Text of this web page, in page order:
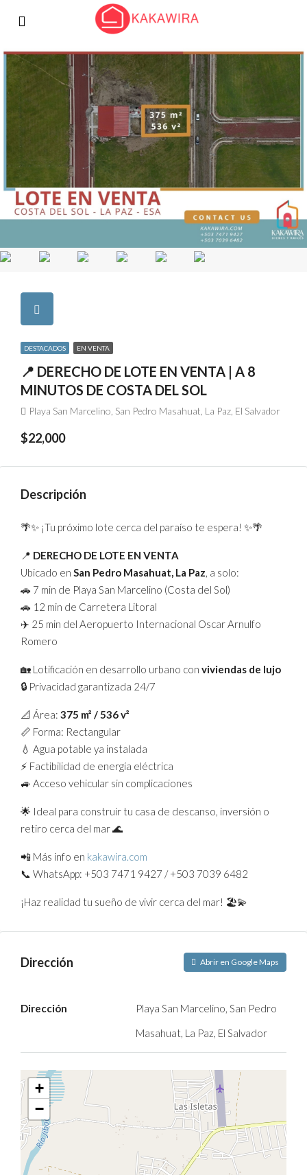
DESTACADOS EN VENTA
📍 DERECHO DE LOTE EN VENTA | A 8
MINUTOS DE COSTA DEL SOL
Playa San Marcelino, San Pedro Masahuat, La Paz, El Salvador
$22,000
Descripción
🌴✨ ¡Tu próximo lote cerca del paraíso te espera! ✨🌴
📍 DERECHO DE LOTE EN VENTA
Ubicado en San Pedro Masahuat, La Paz, a solo:
🚗 7 min de Playa San Marcelino (Costa del Sol)
🚗 12 min de Carretera Litoral
✈️ 25 min del Aeropuerto Internacional Oscar Arnulfo
Romero
🏡 Lotificación en desarrollo urbano con viviendas de lujo
🔒 Privacidad garantizada 24/7
📐 Área: 375 m² / 536 v²
📏 Forma: Rectangular
💧 Agua potable ya instalada
⚡ Factibilidad de energía eléctrica
🚙 Acceso vehicular sin complicaciones
🌟 Ideal para construir tu casa de descanso, inversión o
retiro cerca del mar 🌊
📲 Más info en kakawira.com
📞 WhatsApp: +503 7471 9427 / +503 7039 6482
¡Haz realidad tu sueño de vivir cerca del mar! 🏖️💫
Dirección Abrir en Google Maps
Dirección
Playa San Marcelino, San Pedro
Masahuat, La Paz, El Salvador
+
−